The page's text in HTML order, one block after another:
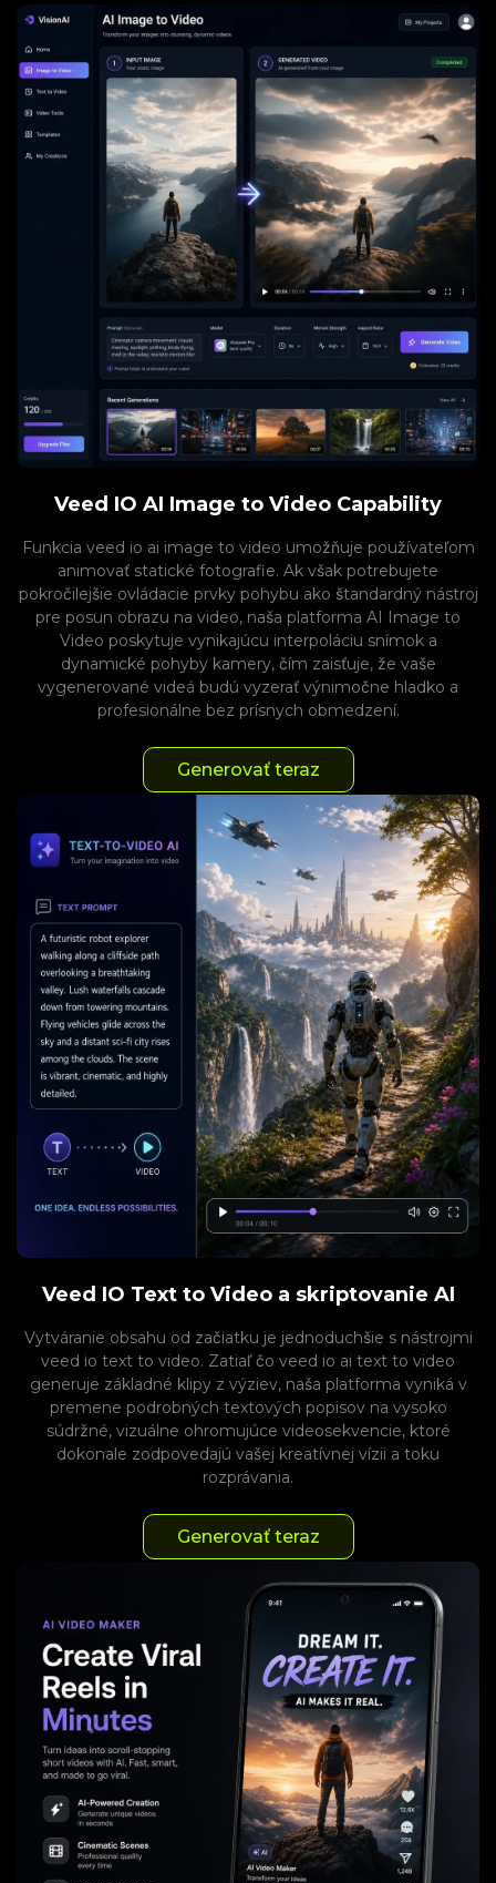
Veed IO AI Image to Video Capability
Funkcia veed io ai image to video umožňuje používateľom
animovať statické fotografie. Ak však potrebujete
pokročilejšie ovládacie prvky pohybu ako štandardný nástroj
pre posun obrazu na video, naša platforma AI Image to
Video poskytuje vynikajúcu interpoláciu snímok a
dynamické pohyby kamery, čím zaisťuje, že vaše
vygenerované videá budú vyzerať výnimočne hladko a
profesionálne bez prísnych obmedzení.
Generovať teraz
Veed IO Text to Video a skriptovanie AI
Vytváranie obsahu od začiatku je jednoduchšie s nástrojmi
veed io text to video. Zatiaľ čo veed io ai text to video
generuje základné klipy z výziev, naša platforma vyniká v
premene podrobných textových popisov na vysoko
súdržné, vizuálne ohromujúce videosekvencie, ktoré
dokonale zodpovedajú vašej kreatívnej vízii a toku
rozprávania.
Generovať teraz